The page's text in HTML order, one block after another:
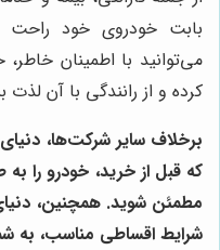
بابت خودروی خود راحت
می‌توانید با اطمینان
کرده و از رانندگی با آن لذت
برخلاف سایر شرکت‌ها،
که قبل از خرید، خودرو را
مطمئن شوید. همچنین،
شرایط اقساطی مناسب، به